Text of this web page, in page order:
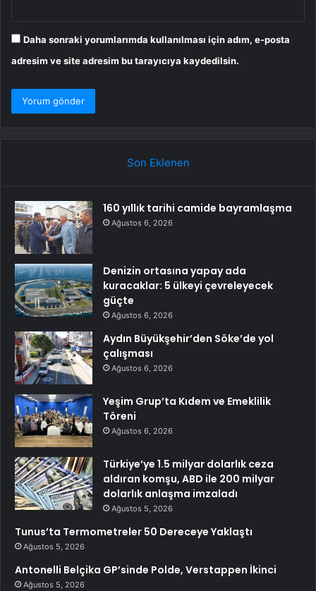
Daha sonraki yorumlarımda kullanılması için adım, e-posta
adresim ve site adresim bu tarayıcıya kaydedilsin.
Son Eklenen
160 yıllık tarihi camide bayramlaşma
Ağustos 6, 2026
Denizin ortasına yapay ada
kuracaklar: 5 ülkeyi çevreleyecek
güçte
Ağustos 6, 2026
Aydın Büyükşehir’den Söke’de yol
çalışması
Ağustos 6, 2026
Yeşim Grup’ta Kıdem ve Emeklilik
Töreni
Ağustos 6, 2026
Türkiye’ye 1.5 milyar dolarlık ceza
aldıran komşu, ABD ile 200 milyar
dolarlık anlaşma imzaladı
Ağustos 5, 2026
Tunus’ta Termometreler 50 Dereceye Yaklaştı
Ağustos 5, 2026
Antonelli Belçika GP’sinde Polde, Verstappen İkinci
Ağustos 5, 2026